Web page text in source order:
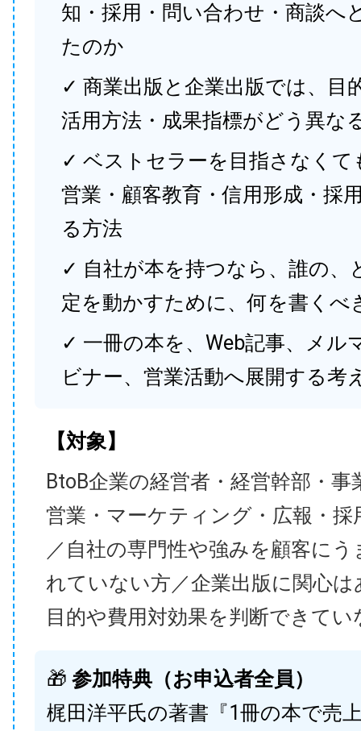
知・採用・問い合わせ・商談へ
たのか
✓ 商業出版と企業出版では、目
活用方法・成果指標がどう異な
✓ ベストセラーを目指さなくて
営業・顧客教育・信用形成・採
る方法
✓ 自社が本を持つなら、誰の、
定を動かすために、何を書くべ
✓ 一冊の本を、Web記事、メル
ビナー、営業活動へ展開する考
【対象】
BtoB企業の経営者・経営幹部・事
営業・マーケティング・広報・採
／自社の専門性や強みを顧客に
れていない方／企業出版に関心
目的や費用対効果を判断できてい
🎁 参加特典（お申込者全員）
梶田洋平氏の著書『1冊の本で売